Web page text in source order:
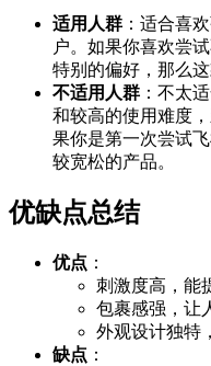
适用人群 ：适合喜
户。如果你喜欢尝
特别的偏好，那么
不适用人群 ：不太
和较高的使用难度
果你是第一次尝试
较宽松的产品。
优缺点总结
优点 ：
刺激度高，能
包裹感强，让
外观设计独特
缺点 ：